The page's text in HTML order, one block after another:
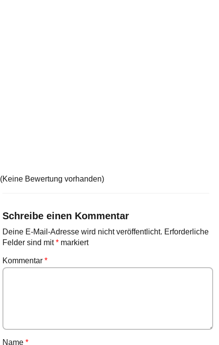
(Keine Bewertung vorhanden)
Schreibe einen Kommentar
Deine E-Mail-Adresse wird nicht veröffentlicht. Erforderliche
Felder sind mit*markiert
Kommentar *
Name *